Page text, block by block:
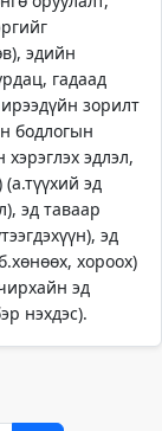
эдийн
гадаад
зорилт
бодлогын
эдлэл,
эд
эд таваар
эд
хороох)
эд
нэхдэс).